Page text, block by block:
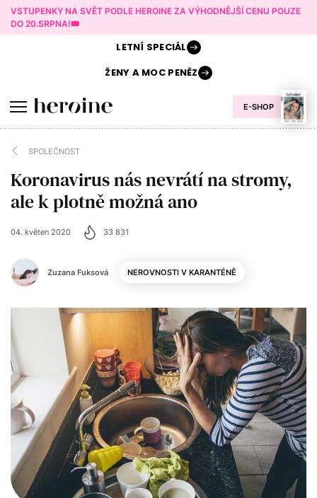
VSTUPENKY NA SVĚT PODLE HEROINE ZA VÝHODNĚJŠÍ CENU POUZE
DO 20.SRPNA!🎟️
E-SHOP
LETNÍ SPECIÁL
ŽENY AMOC PENĚZ
SPOLEČNOST
Koronavirus nás nevrátí na stromy,
ale k plotně možná ano
Zuzana Fuksová
04. květen 2020 33 831
NEROVNOSTI V KARANTÉNĚ